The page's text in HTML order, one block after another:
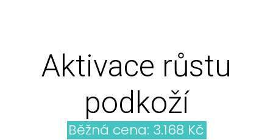
Aktivace růstu
podkoží
Běžná cena: 3.168 Kč